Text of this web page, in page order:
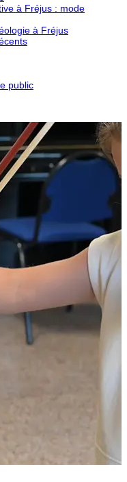
à Fréjus : mode
à Fréjus
public